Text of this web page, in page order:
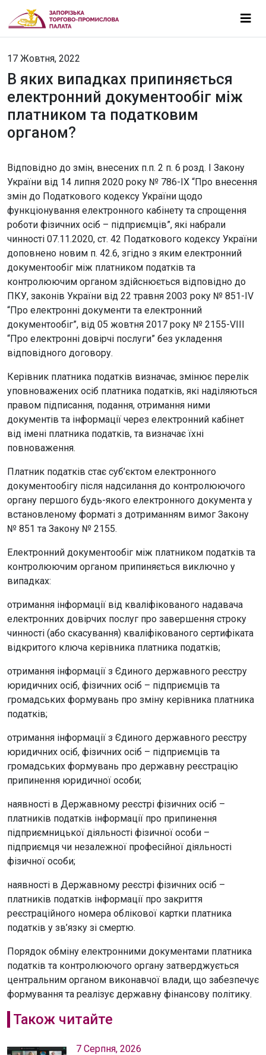
17 Жовтня, 2022
В яких випадках припиняється
електронний документообіг між
платником та податковим
органом?
Відповідно до змін, внесених п.п. 2 п. 6 розд. І Закону
України від 14 липня 2020 року № 786-IX “Про внесення
змін до Податкового кодексу України щодо
функціонування електронного кабінету та спрощення
роботи фізичних осіб – підприємців”, які набрали
чинності 07.11.2020, ст. 42 Податкового кодексу України
доповнено новим п. 42.6, згідно з яким електронний
документообіг між платником податків та
контролюючим органом здійснюється відповідно до
ПКУ, законів України від 22 травня 2003 року № 851-IV
“Про електронні документи та електронний
документообіг”, від 05 жовтня 2017 року № 2155-VIII
“Про електронні довірчі послуги” без укладення
відповідного договору.
Керівник платника податків визначає, змінює перелік
уповноважених осіб платника податків, які наділяються
правом підписання, подання, отримання ними
документів та інформації через електронний кабінет
від імені платника податків, та визначає їхні
повноваження.
Платник податків стає суб’єктом електронного
документообігу після надсилання до контролюючого
органу першого будь-якого електронного документа у
встановленому форматі з дотриманням вимог Закону
№ 851 та Закону № 2155.
Електронний документообіг між платником податків та
контролюючим органом припиняється виключно у
випадках:
отримання інформації від кваліфікованого надавача
електронних довірчих послуг про завершення строку
чинності (або скасування) кваліфікованого сертифіката
відкритого ключа керівника платника податків;
отримання інформації з Єдиного державного реєстру
юридичних осіб, фізичних осіб – підприємців та
громадських формувань про зміну керівника платника
податків;
отримання інформації з Єдиного державного реєстру
юридичних осіб, фізичних осіб – підприємців та
громадських формувань про державну реєстрацію
припинення юридичної особи;
наявності в Державному реєстрі фізичних осіб –
платників податків інформації про припинення
підприємницької діяльності фізичної особи –
підприємця чи незалежної професійної діяльності
фізичної особи;
наявності в Державному реєстрі фізичних осіб –
платників податків інформації про закриття
реєстраційного номера облікової картки платника
податків у зв’язку зі смертю.
Порядок обміну електронними документами платника
податків та контролюючого органу затверджується
центральним органом виконавчої влади, що забезпечує
формування та реалізує державну фінансову політику.
Також читайте
7 Серпня, 2026